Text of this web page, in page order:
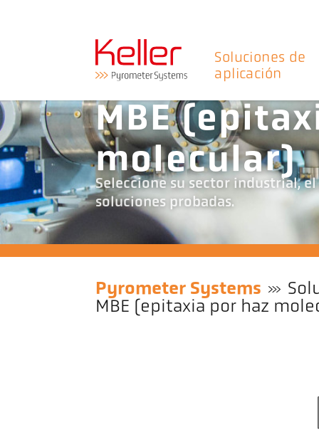
Soluciones de
aplicación
MBE
molecular)
Seleccione su sector industrial,
soluciones probadas.
Pyrometer Systems
MBE (epitaxia por haz